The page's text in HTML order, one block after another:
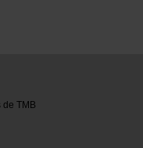
de TMB